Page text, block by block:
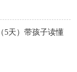
5天）带孩子读懂